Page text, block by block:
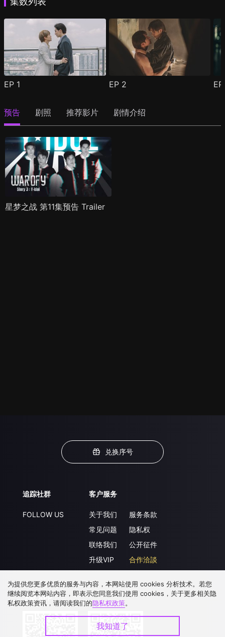
EP 1 EP 2
预告 剧照 推荐影片 剧情介绍
星梦之战 第11集预告 Trailer
兑换序号
追踪社群
FOLLOW US
客户服务
关于我们
常见问题
联络我们
升级VIP
服务条款
隐私权
公开征件
合作洽談
下载 APP
为提供您更多优质的服务与内容，本网站使用 cookies 分析技术。若您
继续阅览本网站内容，即表示您同意我们使用 cookies，关于更多相关隐
私权政策资讯，请阅读我们的隐私权政策。
我知道了